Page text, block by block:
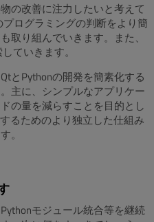
の改善に注力したいと考えて
ログラミングの判断をより簡
取り組んでいきます。また、
ていきます。
とPythonの開発を簡素化する
主に、シンプルなアプリケー
の量を減らすことを目的とし
るためのより独立した仕組み
。
モジュール統合等を継続